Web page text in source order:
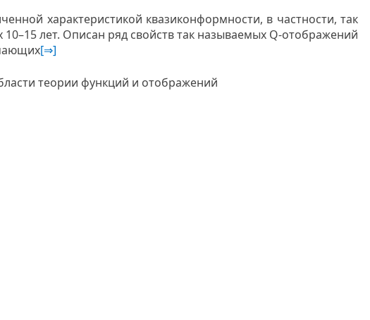
характеристикой квазиконформности, в частности, так
лет. Описан ряд свойств так называемых Q-отображений
[⇒]
теории функций и отображений